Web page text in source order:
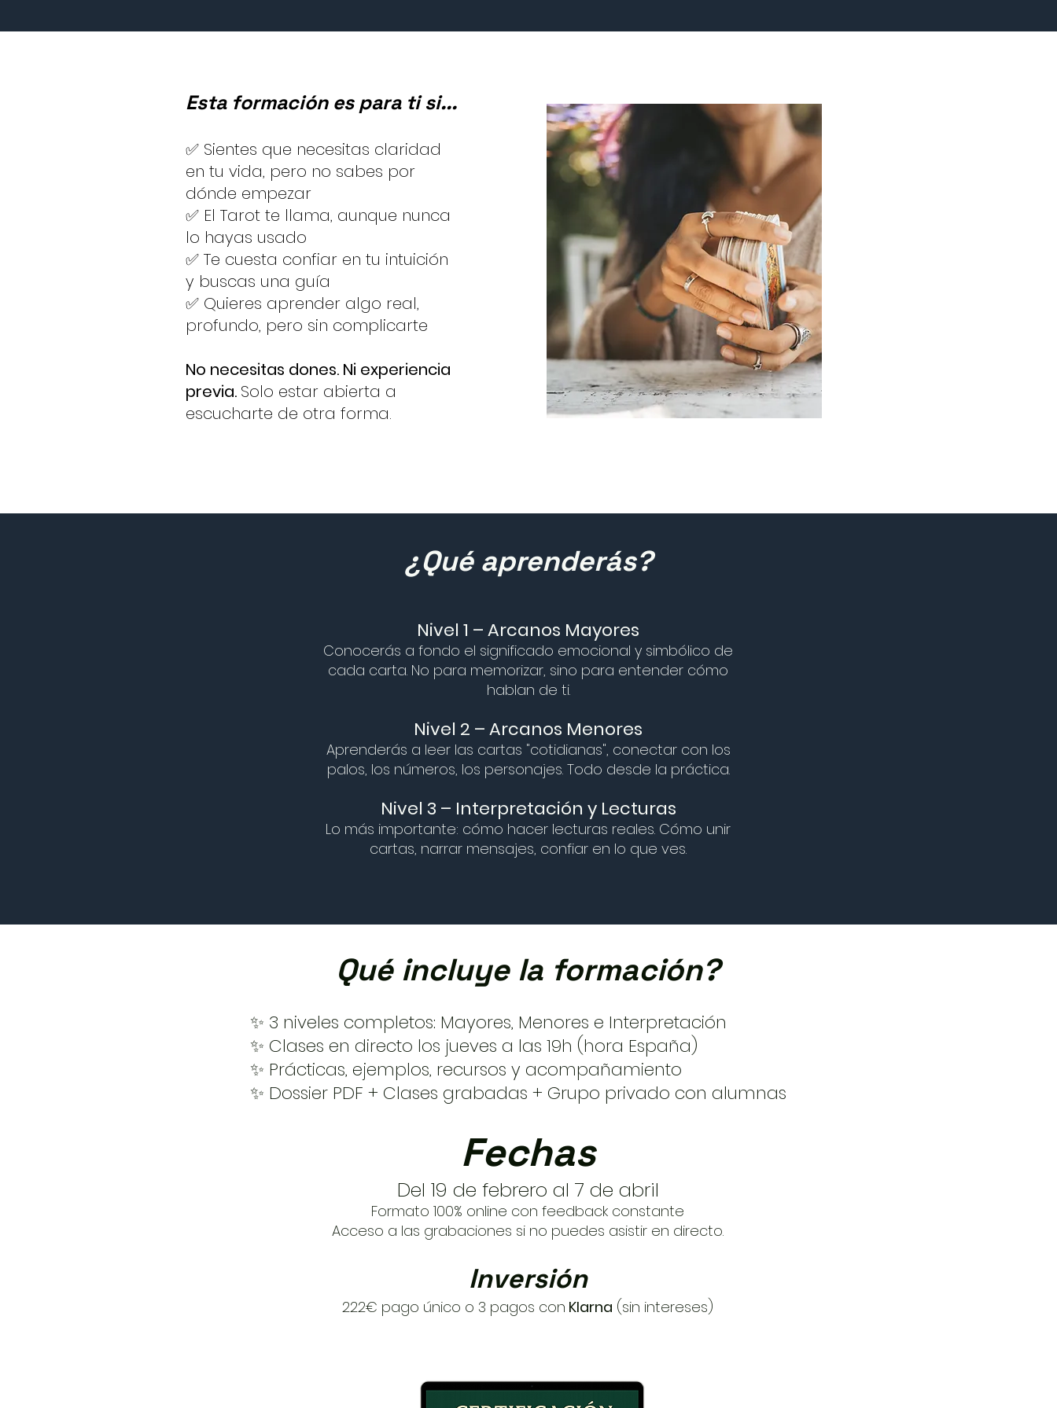
Esta formación es para ti si...
✅ Sientes que necesitas claridad
en tu vida, pero no sabes por
dónde empezar
✅ El Tarot te llama, aunque nunca
lo hayas usado
✅ Te cuesta confiar en tu intuición
y buscas una guía
✅ Quieres aprender algo real,
profundo, pero sin complicarte
No necesitas dones. Ni experiencia
previa. Solo estar abierta a
escucharte de otra forma.
Qué incluye la formación?
✨ 3 niveles completos: Mayores, Menores e Interpretación
✨ Clases en directo los jueves a las 19h (hora España)
✨ Prácticas, ejemplos, recursos y acompañamiento
✨ Dossier PDF + Clases grabadas + Grupo privado con alumnas
Fechas
Del 19 de febrero al 7 de abril
Formato 100% online con feedback constante
Acceso a las grabaciones si no puedes asistir en directo.
Inversión
222€ pago único o 3 pagos con Klarna (sin intereses)
¿Qué aprenderás?
Nivel 1 – Arcanos Mayores
Conocerás a fondo el significado emocional y simbólico de
cada carta. No para memorizar, sino para entender cómo
hablan de ti.
Nivel 2 – Arcanos Menores
Aprenderás a leer las cartas "cotidianas", conectar con los
palos, los números, los personajes. Todo desde la práctica.
Nivel 3 – Interpretación y Lecturas
Lo más importante: cómo hacer lecturas reales. Cómo unir
cartas, narrar mensajes, confiar en lo que ves.